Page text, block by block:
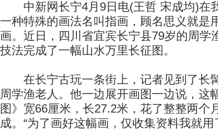
中新网长宁4月9日电(王哲 宋成均)在
一种特殊的画法名叫指画，顾名思义就是
画。近日，四川省宜宾长宁县79岁的周学
技法完成了一幅山水万里长征图。
在长宁古玩一条街上，记者见到了长
周学渔老人。他一边展开画图一边说，这
图》宽66厘米，长27.2米，花了整整两个
成。“为了画好这幅画，仅收集资料我就